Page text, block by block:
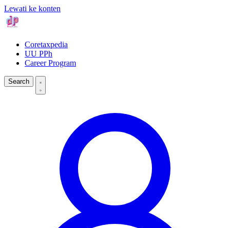
Lewati ke konten
Coretaxpedia
UU PPh
Career Program
Search